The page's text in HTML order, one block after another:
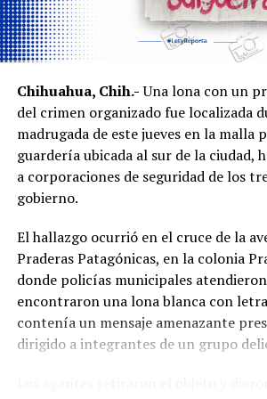
Chihuahua, Chih.-Una lona con un
del crimen organizado fue localizada
madrugada de este jueves en la malla
guardería ubicada al sur de la ciudad,
a corporaciones de seguridad de los
gobierno.
El hallazgo ocurrió en el cruce de la
Praderas Patagónicas, en la colonia
donde policías municipales
encontraron una lona blanca con
contenía un mensaje amenazante
dirigido a integrantes de un grupo